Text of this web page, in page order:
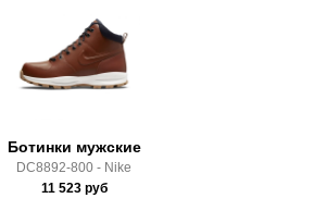
Ботинки мужские
DC8892-800 - Nike
11 523руб